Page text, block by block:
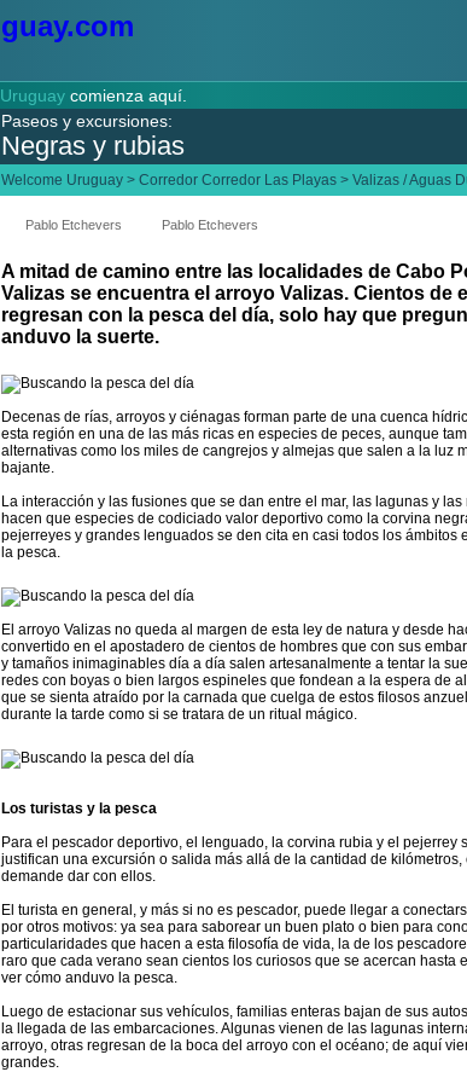
Uruguay comienza aquí.
Welcome Uruguay > Corredor Corredor Las Playas > Valizas / Aguas
Paseos y excursiones:
Negras y rubias
Pablo Etchevers Pablo Etchevers
A mitad de camino entre las localidades de Cabo
Valizas se encuentra el arroyo Valizas. Cientos de
regresan con la pesca del día, solo hay que
anduvo la suerte.
Decenas de rías, arroyos y ciénagas forman parte de una cuenca
esta región en una de las más ricas en especies de peces, aunque
alternativas como los miles de cangrejos y almejas que salen a la luz
bajante.
La interacción y las fusiones que se dan entre el mar, las lagunas y
hacen que especies de codiciado valor deportivo como la corvina
pejerreyes y grandes lenguados se den cita en casi todos los ámbitos
la pesca.
El arroyo Valizas no queda al margen de esta ley de natura y desde
convertido en el apostadero de cientos de hombres que con sus
y tamaños inimaginables día a día salen artesanalmente a tentar la
redes con boyas o bien largos espineles que fondean a la espera de
que se sienta atraído por la carnada que cuelga de estos filosos
durante la tarde como si se tratara de un ritual mágico.
Los turistas y la pesca
Para el pescador deportivo, el lenguado, la corvina rubia y el pejerrey
justifican una excursión o salida más allá de la cantidad de kilómetros,
demande dar con ellos.
El turista en general, y más si no es pescador, puede llegar a
por otros motivos: ya sea para saborear un buen plato o bien para
particularidades que hacen a esta filosofía de vida, la de los
raro que cada verano sean cientos los curiosos que se acercan hasta
ver cómo anduvo la pesca.
Luego de estacionar sus vehículos, familias enteras bajan de sus
la llegada de las embarcaciones. Algunas vienen de las lagunas
arroyo, otras regresan de la boca del arroyo con el océano; de aquí
grandes.